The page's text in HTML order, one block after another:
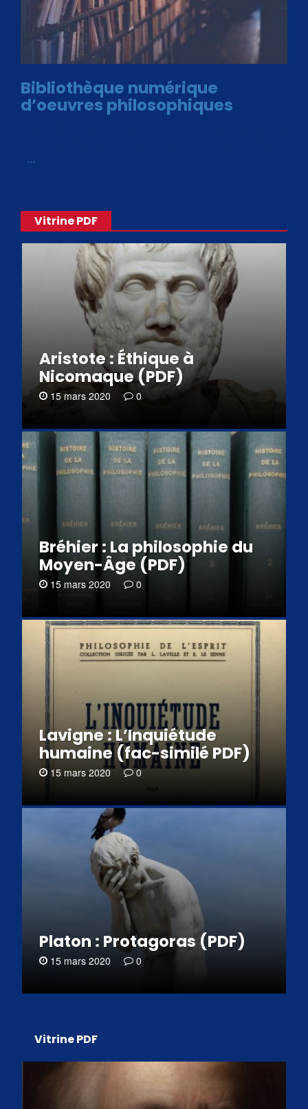
Bibliothèque numérique
d’oeuvres philosophiques
…
Vitrine PDF
Aristote : Éthique à
Nicomaque (PDF)
15 mars 2020 0
Bréhier : La philosophie du
Moyen-Âge (PDF)
15 mars 2020 0
Lavigne : L’Inquiétude
humaine (fac-similé PDF)
15 mars 2020 0
Platon : Protagoras (PDF)
15 mars 2020 0
Vitrine PDF